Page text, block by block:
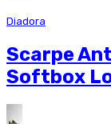
Diadora
Scarpe
Softbox